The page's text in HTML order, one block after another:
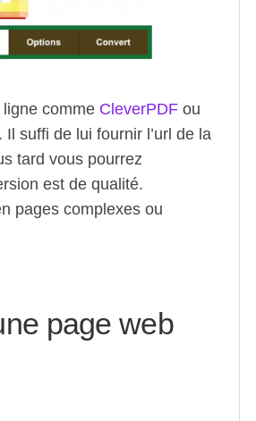
comme CleverPDFou
suffi de lui fournir l’url de la
tard vous pourrez
est de qualité.
pages complexes ou
page web